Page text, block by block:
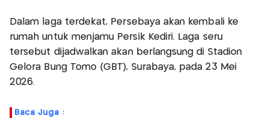
Dalam laga terdekat, Persebaya akan kembali ke
rumah untuk menjamu Persik Kediri. Laga seru
tersebut dijadwalkan akan berlangsung di Stadion
Gelora Bung Tomo (GBT), Surabaya, pada 23 Mei
2026.
Baca Juga :